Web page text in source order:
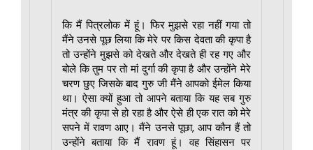
कि मैं पित्रलोक में हूं। फिर मुझसे रहा नहीं गया तो
मैंने उनसे पूछ लिया कि मेरे पर किस देवता की कृपा है
तो उन्होंने मुझसे को देखते और देखते ही रह गए और
बोले कि तुम पर तो मां दुर्गा की कृपा है और उन्होंने मेरे
चरण छुए जिसके बाद गुरु जी मैंने आपको ईमेल किया
था। ऐसा क्यों हुआ तो आपने बताया कि यह सब गुरु
मंत्र की कृपा से हो रहा है और ऐसे ही एक रात को मेरे
सपने में रावण आए। मैंने उनसे पूछा, आप कौन हैं तो
उन्होंने बताया कि मैं रावण हूं। वह सिंहासन पर